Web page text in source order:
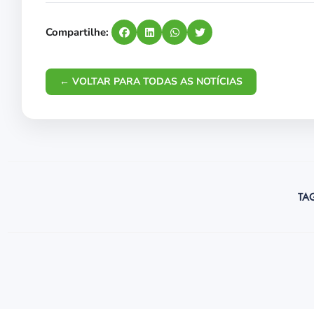
Compartilhe:
← VOLTAR PARA TODAS AS NOTÍCIAS